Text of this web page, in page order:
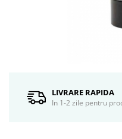
Bureti de baie
LIVRARE RAPIDA
In 1-2 zile pentru